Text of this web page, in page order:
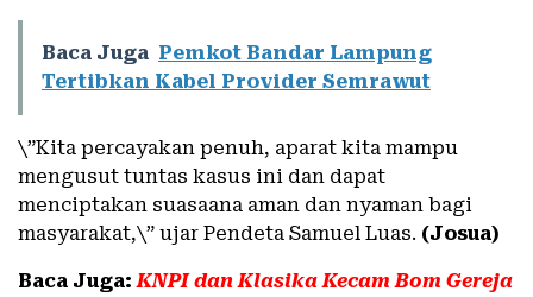
Baca Juga Pemkot Bandar Lampung
Tertibkan Kabel Provider Semrawut
\”Kita percayakan penuh, aparat kita mampu
mengusut tuntas kasus ini dan dapat
menciptakan suasaana aman dan nyaman bagi
masyarakat,\” ujar Pendeta Samuel Luas. (Josua)
Baca Juga:KNPI dan Klasika Kecam Bom Gereja